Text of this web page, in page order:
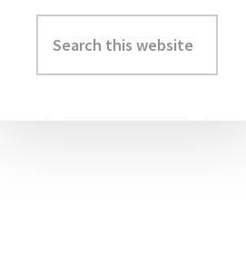
Primary
Sidebar
this
website